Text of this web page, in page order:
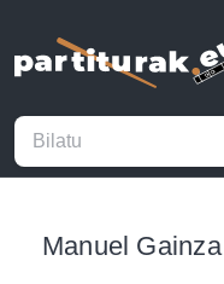
Manuel